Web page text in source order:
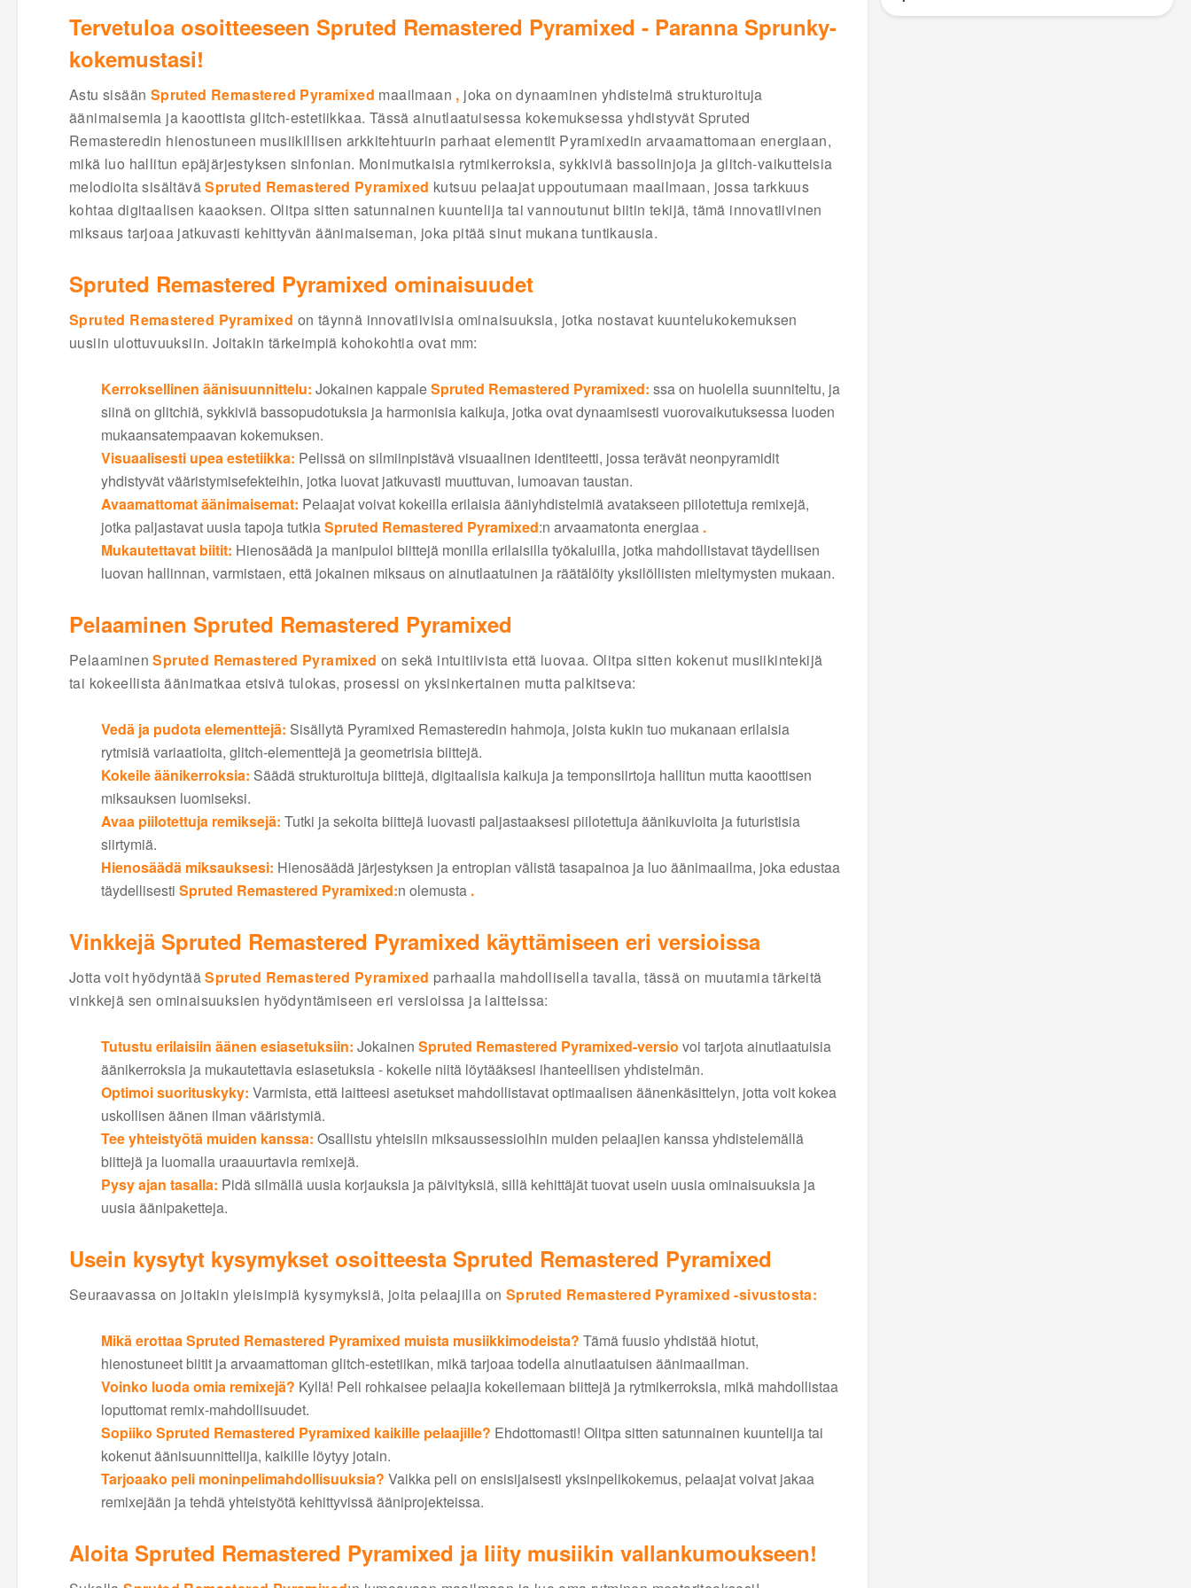
Tervetuloa osoitteeseen Spruted Remastered Pyramixed - Paranna Sprunky-
kokemustasi!
Astu sisään Spruted Remastered Pyramixed maailmaan , joka on dynaaminen yhdistelmä strukturoituja
äänimaisemia ja kaoottista glitch-estetiikkaa. Tässä ainutlaatuisessa kokemuksessa yhdistyvät Spruted
Remasteredin hienostuneen musiikillisen arkkitehtuurin parhaat elementit Pyramixedin arvaamattomaan energiaan,
mikä luo hallitun epäjärjestyksen sinfonian. Monimutkaisia rytmikerroksia, sykkiviä bassolinjoja ja glitch-vaikutteisia
melodioita sisältäväSpruted Remastered Pyramixed kutsuu pelaajat uppoutumaan maailmaan, jossa tarkkuus
kohtaa digitaalisen kaaoksen. Olitpa sitten satunnainen kuuntelija tai vannoutunut biitin tekijä, tämä innovatiivinen
miksaus tarjoaa jatkuvasti kehittyvän äänimaiseman, joka pitää sinut mukana tuntikausia.
Spruted Remastered Pyramixed ominaisuudet
Spruted Remastered Pyramixed on täynnä innovatiivisia ominaisuuksia, jotka nostavat kuuntelukokemuksen
uusiin ulottuvuuksiin. Joitakin tärkeimpiä kohokohtia ovat mm:
Kerroksellinen äänisuunnittelu: Jokainen kappaleSpruted Remastered Pyramixed: ssa on huolella suunniteltu, ja
siinä on glitchiä, sykkiviä bassopudotuksia ja harmonisia kaikuja, jotka ovat dynaamisesti vuorovaikutuksessa luoden
mukaansatempaavan kokemuksen.
Visuaalisesti upea estetiikka: Pelissä on silmiinpistävä visuaalinen identiteetti, jossa terävät neonpyramidit
yhdistyvät vääristymisefekteihin, jotka luovat jatkuvasti muuttuvan, lumoavan taustan.
Avaamattomat äänimaisemat: Pelaajat voivat kokeilla erilaisia ääniyhdistelmiä avatakseen piilotettuja remixejä,
jotka paljastavat uusia tapoja tutkiaSpruted Remastered Pyramixed:n arvaamatonta energiaa .
Mukautettavat biitit: Hienosäädä ja manipuloi biittejä monilla erilaisilla työkaluilla, jotka mahdollistavat täydellisen
luovan hallinnan, varmistaen, että jokainen miksaus on ainutlaatuinen ja räätälöity yksilöllisten mieltymysten mukaan.
Pelaaminen Spruted Remastered Pyramixed
PelaaminenSpruted Remastered Pyramixed on sekä intuitiivista että luovaa. Olitpa sitten kokenut musiikintekijä
tai kokeellista äänimatkaa etsivä tulokas, prosessi on yksinkertainen mutta palkitseva:
Vedä ja pudota elementtejä: Sisällytä Pyramixed Remasteredin hahmoja, joista kukin tuo mukanaan erilaisia
rytmisiä variaatioita, glitch-elementtejä ja geometrisia biittejä.
Kokeile äänikerroksia: Säädä strukturoituja biittejä, digitaalisia kaikuja ja temponsiirtoja hallitun mutta kaoottisen
miksauksen luomiseksi.
Avaa piilotettuja remiksejä: Tutki ja sekoita biittejä luovasti paljastaaksesi piilotettuja äänikuvioita ja futuristisia
siirtymiä.
Hienosäädä miksauksesi: Hienosäädä järjestyksen ja entropian välistä tasapainoa ja luo äänimaailma, joka edustaa
täydellisesti Spruted Remastered Pyramixed:n olemusta .
Vinkkejä Spruted Remastered Pyramixed käyttämiseen eri versioissa
Jotta voit hyödyntääSpruted Remastered Pyramixed parhaalla mahdollisella tavalla, tässä on muutamia tärkeitä
vinkkejä sen ominaisuuksien hyödyntämiseen eri versioissa ja laitteissa:
Tutustu erilaisiin äänen esiasetuksiin: Jokainen Spruted Remastered Pyramixed-versio voi tarjota ainutlaatuisia
äänikerroksia ja mukautettavia esiasetuksia - kokeile niitä löytääksesi ihanteellisen yhdistelmän.
Optimoi suorituskyky: Varmista, että laitteesi asetukset mahdollistavat optimaalisen äänenkäsittelyn, jotta voit kokea
uskollisen äänen ilman vääristymiä.
Tee yhteistyötä muiden kanssa: Osallistu yhteisiin miksaussessioihin muiden pelaajien kanssa yhdistelemällä
biittejä ja luomalla uraauurtavia remixejä.
Pysy ajan tasalla: Pidä silmällä uusia korjauksia ja päivityksiä, sillä kehittäjät tuovat usein uusia ominaisuuksia ja
uusia äänipaketteja.
Usein kysytyt kysymykset osoitteesta Spruted Remastered Pyramixed
Seuraavassa on joitakin yleisimpiä kysymyksiä, joita pelaajilla on Spruted Remastered Pyramixed -sivustosta:
Mikä erottaa Spruted Remastered Pyramixed muista musiikkimodeista? Tämä fuusio yhdistää hiotut,
hienostuneet biitit ja arvaamattoman glitch-estetiikan, mikä tarjoaa todella ainutlaatuisen äänimaailman.
Voinko luoda omia remixejä? Kyllä! Peli rohkaisee pelaajia kokeilemaan biittejä ja rytmikerroksia, mikä mahdollistaa
loputtomat remix-mahdollisuudet.
Sopiiko Spruted Remastered Pyramixed kaikille pelaajille? Ehdottomasti! Olitpa sitten satunnainen kuuntelija tai
kokenut äänisuunnittelija, kaikille löytyy jotain.
Tarjoaako peli moninpelimahdollisuuksia? Vaikka peli on ensisijaisesti yksinpelikokemus, pelaajat voivat jakaa
remixejään ja tehdä yhteistyötä kehittyvissä ääniprojekteissa.
Aloita Spruted Remastered Pyramixed ja liity musiikin vallankumoukseen!